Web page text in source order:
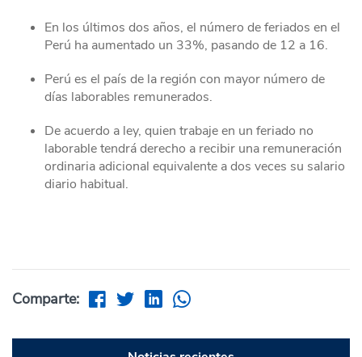
En los últimos dos años, el número de feriados en el
Perú ha aumentado un 33%, pasando de 12 a 16.
Perú es el país de la región con mayor número de
días laborables remunerados.
De acuerdo a ley, quien trabaje en un feriado no
laborable tendrá derecho a recibir una remuneración
ordinaria adicional equivalente a dos veces su salario
diario habitual.
Comparte: